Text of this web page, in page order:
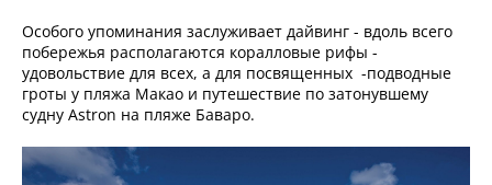
Особого упоминания заслуживает дайвинг - вдоль всего
побережья располагаются коралловые рифы -
удовольствие для всех, а для посвященных -подводные
гроты у пляжа Макао и путешествие по затонувшему
судну Astron на пляже Баваро.